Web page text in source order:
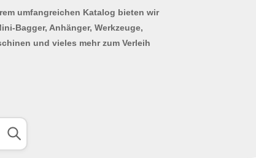
umfangreichen Katalog bieten wir
Bagger, Anhänger, Werkzeuge,
und vieles mehr zum Verleih